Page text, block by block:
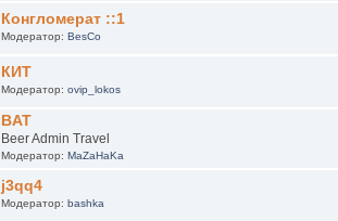
Конгломерат ::1
Модератор: BesCo
КИТ
Модератор: ovip_lokos
BAT
Beer Admin Travel
Модератор: MaZaHaKa
j3qq4
Модератор: bashka